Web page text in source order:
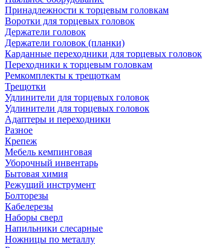
Принадлежности к торцевым головкам
Воротки для торцевых головок
Держатели головок
Держатели головок (планки)
Карданные переходники для торцевых головок
Переходники к торцевым головкам
Ремкомплекты к трещоткам
Трещотки
Удлинители для торцевых головок
Удлинители для торцевых головок
Адаптеры и переходники
Разное
Крепеж
Мебель кемпинговая
Уборочный инвентарь
Бытовая химия
Режущий инструмент
Болторезы
Кабелерезы
Наборы сверл
Напильники слесарные
Ножницы по металлу